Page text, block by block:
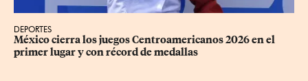
DEPORTES
México cierra los juegos Centroamericanos 2026 en el
primer lugar y con récord de medallas